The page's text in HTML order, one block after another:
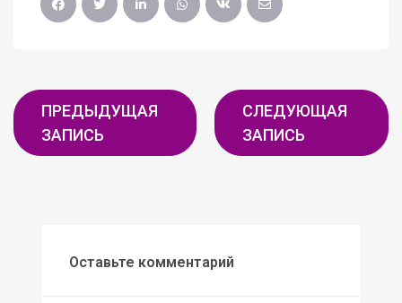
ПРЕДЫДУЩАЯ
ЗАПИСЬ
СЛЕДУЮЩАЯ
ЗАПИСЬ
Оставьте комментарий